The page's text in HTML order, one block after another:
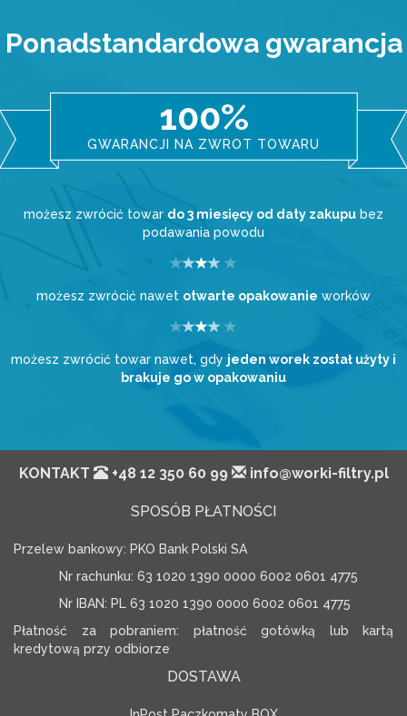
Ponadstandardowa gwarancja
100%
GWARANCJI NA ZWROT TOWARU
możesz zwrócić towar do 3 miesięcy od daty zakupu bez
podawania powodu
możesz zwrócić nawet otwarte opakowanie worków
możesz zwrócić towar nawet, gdy jeden worek został użyty i
brakuje go w opakowaniu
KONTAKT +48 12 350 60 99 info@worki-filtry.pl
SPOSÓB PŁATNOŚCI
Przelew bankowy: PKO Bank Polski SA
Nr rachunku: 63 1020 1390 0000 6002 0601 4775
Nr IBAN: PL 63 1020 1390 0000 6002 0601 4775
Płatność za pobraniem: płatność gotówką lub kartą
kredytową przy odbiorze
DOSTAWA